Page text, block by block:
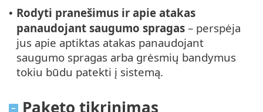
• Rodyti pranešimus ir apie atakas
panaudojant saugumo spragas – perspėja
jus apie aptiktas atakas panaudojant
saugumo spragas arba grėsmių bandymus
tokiu būdu patekti į sistemą.
Paketo tikrinimas